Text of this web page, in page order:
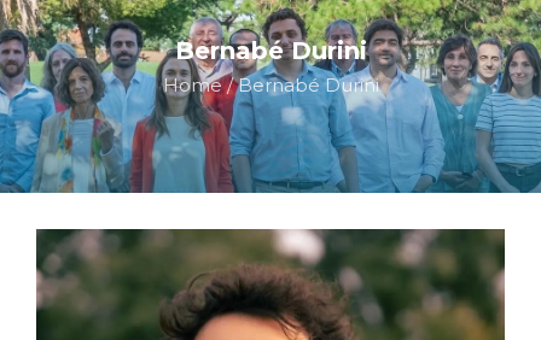
Bernabé Durini
Home/ Bernabé Durini